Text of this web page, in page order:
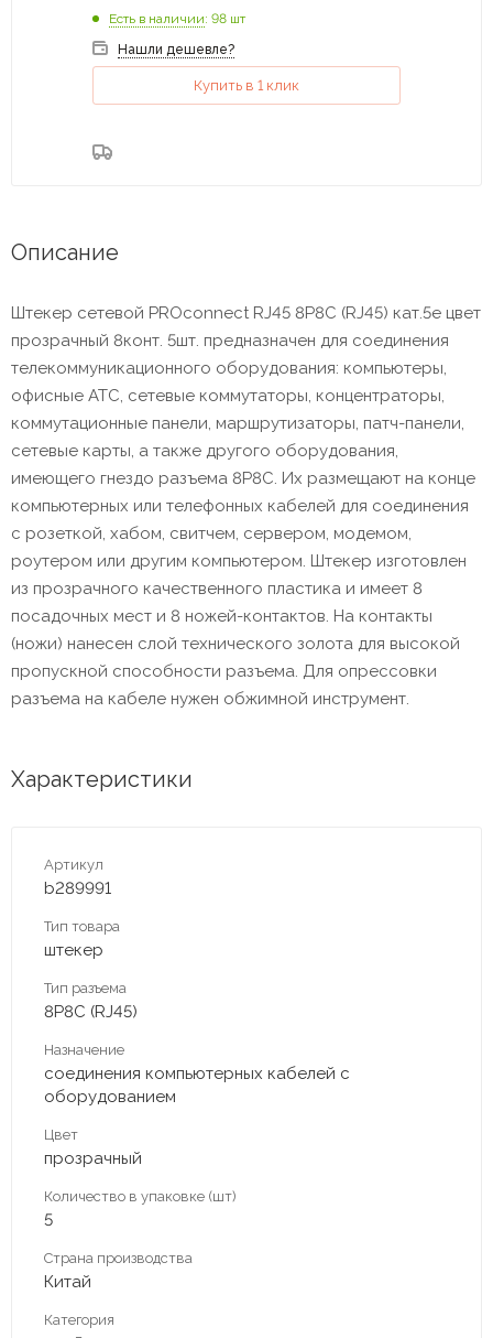
Есть в наличии: 98 шт
Нашли дешевле?
Купить в 1 клик
Описание
Штекер сетевой PROconnect RJ45 8P8C (RJ45) кат.5е цвет
прозрачный 8конт. 5шт. предназначен для соединения
телекоммуникационного оборудования: компьютеры,
офисные АТС, сетевые коммутаторы, концентраторы,
коммутационные панели, маршрутизаторы, патч-панели,
сетевые карты, а также другого оборудования,
имеющего гнездо разъема 8P8C. Их размещают на конце
компьютерных или телефонных кабелей для соединения
с розеткой, хабом, свитчем, сервером, модемом,
роутером или другим компьютером. Штекер изготовлен
из прозрачного качественного пластика и имеет 8
посадочных мест и 8 ножей-контактов. На контакты
(ножи) нанесен слой технического золота для высокой
пропускной способности разъема. Для опрессовки
разъема на кабеле нужен обжимной инструмент.
Характеристики
Артикул
b289991
Тип товара
штекер
Тип разъема
8P8C (RJ45)
Назначение
соединения компьютерных кабелей с
оборудованием
Цвет
прозрачный
Количество в упаковке (шт)
5
Страна производства
Китай
Категория